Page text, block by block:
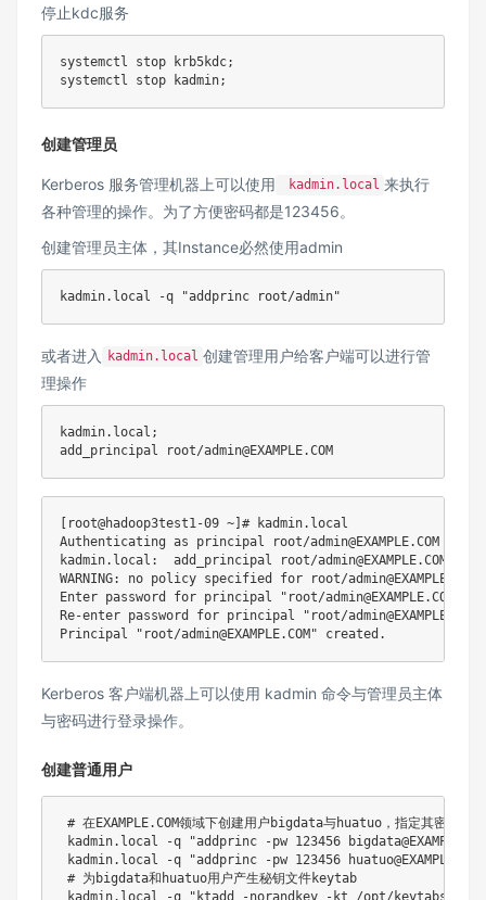
停止kdc服务
systemctl stop krb5kdc;
systemctl stop kadmin;
创建管理员
Kerberos 服务管理机器上可以使用 kadmin.local 来执行
各种管理的操作。为了方便密码都是123456。
创建管理员主体，其Instance必然使用admin
kadmin.local -q "addprinc root/admin"
或者进入 kadmin.local 创建管理用户给客户端可以进行管
理操作
kadmin.local ;
[ root@hadoop3test1-09 ~] # kadmin.local
Authenticating as principal root/admin@EXAMPLE.COM with
kadmin.local:  add_principal root/admin@EXAMPLE.COM
WARNING: no policy specified for root/admin@EXAMPLE.COM
Enter password for principal "root/admin@EXAMPLE.COM"
Re-enter password for principal "root/admin@EXAMPLE.COM"
Principal
"root/admin@EXAMPLE.COM"
Kerberos 客户端机器上可以使用 kadmin 命令与管理员主体
与密码进行登录操作。
创建普通用户
# 在EXAMPLE.COM领域下创建用户bigdata与huatuo，指定其密码为
kadmin.local
-q
"addprinc -pw 123456
kadmin.local
-q
"addprinc -pw 123456
# 为bigdata和huatuo用户产生秘钥文件keytab
kadmin.local
-q "ktadd -norandkey -kt /opt/keytabs/